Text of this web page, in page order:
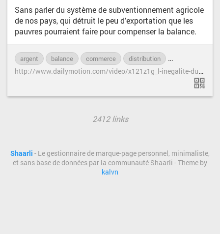
Sans parler du système de subventionnement agricole
de nos pays, qui détruit le peu d'exportation que les
pauvres pourraient faire pour compenser la balance.
argent balance commerce distribution
h
ttp://www.dailymotion.com/video/x121z1g_l-inegalite-du-partage-des-richesses-mondiales_news
2412 links
Shaarli - Le gestionnaire de marque-page personnel, minimaliste,
et sans base de données par la communauté Shaarli - Theme by
kalvn